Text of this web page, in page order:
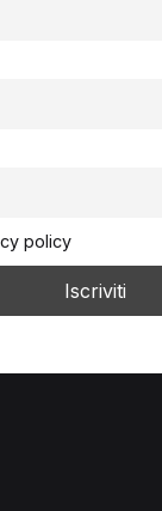
policy